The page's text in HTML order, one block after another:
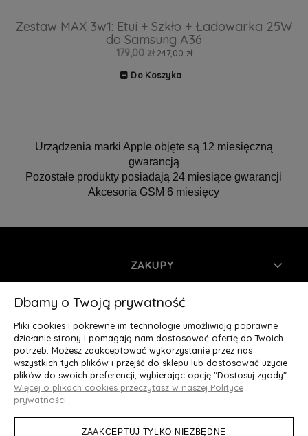
Zestaw MAX 3w1: Etui + Szkło + Ładowarka 25W
do Samsung A36
179,00 zł 247,00 zł
Do Koszyka
Urządzenia marki Apple objęte są 12 miesięczną
gwarancją
Pozostałe produkty posiadają 24 miesiące gwarancji
Akcesoria GSM 6 miesięcy
ZAKUPY
INFORMACJE
MOJE KONTO
O NAS
Deluxury.pl
Dbamy o Twoją prywatność
Pliki cookies i pokrewne im technologie umożliwiają poprawne
działanie strony i pomagają nam dostosować ofertę do Twoich
potrzeb. Możesz zaakceptować wykorzystanie przez nas
wszystkich tych plików i przejść do sklepu lub dostosować użycie
plików do swoich preferencji, wybierając opcję "Dostosuj zgody".
Więcej o plikach cookies przeczytasz w naszej Polityce
prywatności.
ZAAKCEPTUJ TYLKO NIEZBĘDNE